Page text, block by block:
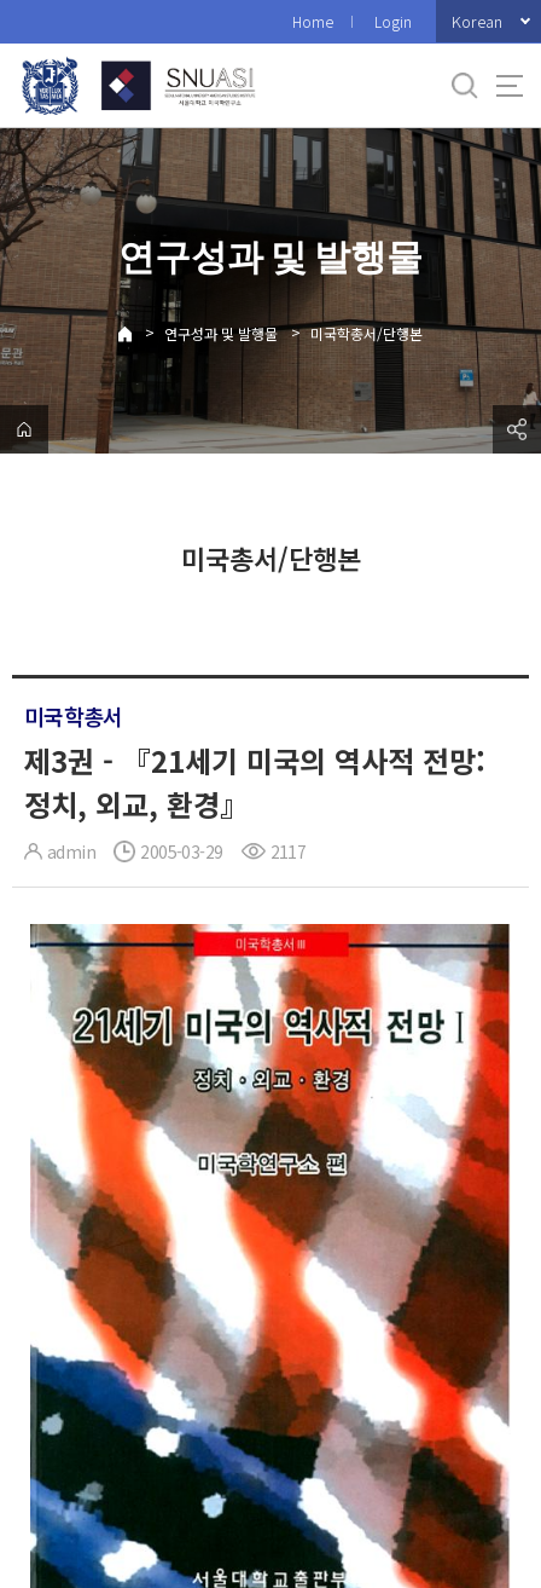
로
메
뉴
Home Login Korean
연구성과 및 발행물
> 연구성과 및 발행물 > 미국학총서/단행본
미국총서/단행본
미국학총서
제3권 - 『21세기 미국의 역사적 전망:
정치, 외교, 환경』
admin 2005-03-29 2117